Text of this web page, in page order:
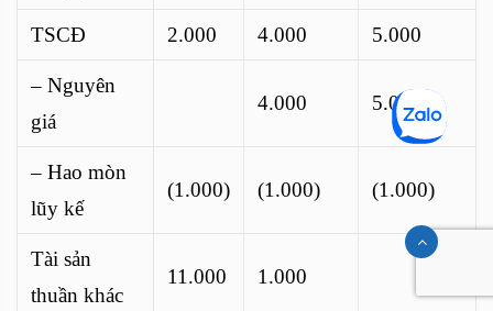
TSCĐ 2.000 4.000 5.000
– Nguyên
giá
4.000 5.000
– Hao mòn
lũy kế
(1.000) (1.000) (1.000)
Tài sản
thuần khác
11.000 1.000